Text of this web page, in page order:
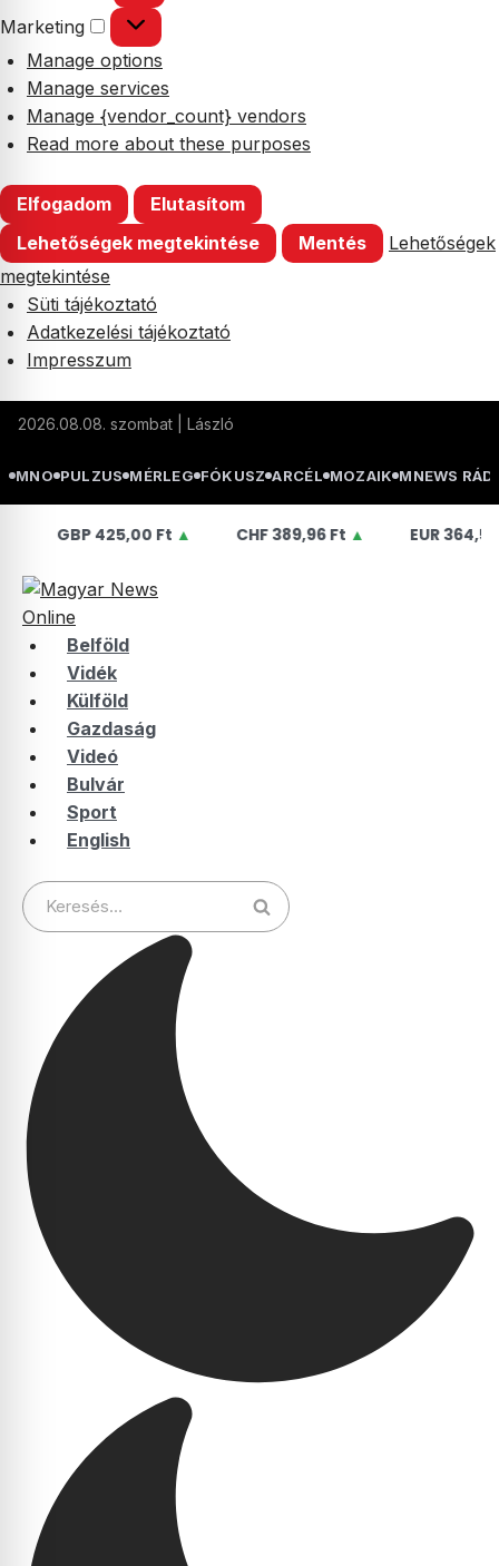
Marketing
Marketing
Manage options
Manage services
Manage {vendor_count} vendors
Read more about these purposes
Elfogadom
Elutasítom
Lehetőségek megtekintése
Mentés
Lehetőségek
megtekintése
Süti tájékoztató
Adatkezelési tájékoztató
Impresszum
Skip
content
2026.08.08. szombat | László
MNO PULZUS MÉRLEG FÓKUSZ ARCÉL MOZAIK MNEWS
425,00 Ft ▲ CHF 389,96 Ft ▲ EUR 364,50 Ft ▲
Belföld
Vidék
Külföld
Gazdaság
Videó
Bulvár
Sport
English
Keresés: